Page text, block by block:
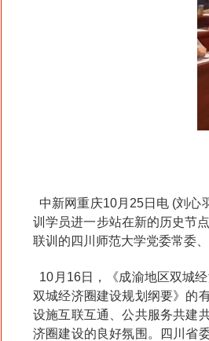
中新网重庆10月25日电 (刘心
训学员进一步站在新的历史节
联训的四川师范大学党委常委
10月16日，《成渝地区双城
双城经济圈建设规划纲要》的
设施互联互通、公共服务共建
济圈建设的良好氛围。四川省